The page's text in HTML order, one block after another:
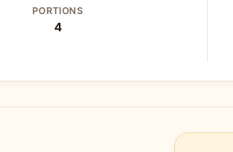
PORTIONS
4